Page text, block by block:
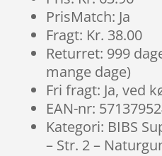
PrisMatch: Ja
Fragt: Kr. 38.00
Returret: 999
mange dage)
Fri fragt: Ja, ved
EAN-nr:
Kategori: BIBS
– Str. 2 –